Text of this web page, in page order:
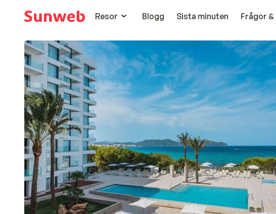
Resor
Blogg Sista minuten Frågor